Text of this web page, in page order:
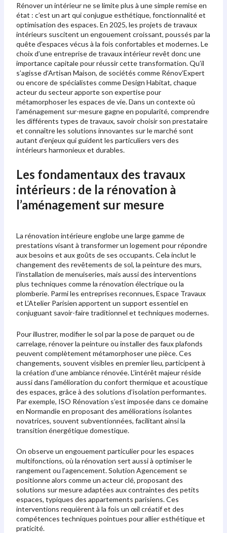
Rénover un intérieur ne se limite plus à une simple remise en
état : c’est un art qui conjugue esthétique, fonctionnalité et
optimisation des espaces. En 2025, les projets de travaux
intérieurs suscitent un engouement croissant, poussés par la
quête d’espaces vécus à la fois confortables et modernes. Le
choix d’une entreprise de travaux intérieur revêt donc une
importance capitale pour réussir cette transformation. Qu’il
s’agisse d’Artisan Maison, de sociétés comme Rénov’Expert
ou encore de spécialistes comme Design Habitat, chaque
acteur du secteur apporte son expertise pour
métamorphoser les espaces de vie. Dans un contexte où
l’aménagement sur-mesure gagne en popularité, comprendre
les différents types de travaux, savoir choisir son prestataire
et connaître les solutions innovantes sur le marché sont
autant d’enjeux qui guident les particuliers vers des
intérieurs harmonieux et durables.
Les fondamentaux des travaux
intérieurs : de la rénovation à
l’aménagement sur mesure
La rénovation intérieure englobe une large gamme de
prestations visant à transformer un logement pour répondre
aux besoins et aux goûts de ses occupants. Cela inclut le
changement des revêtements de sol, la peinture des murs,
l’installation de menuiseries, mais aussi des interventions
plus techniques comme la rénovation électrique ou la
plomberie. Parmi les entreprises reconnues, Espace Travaux
et L’Atelier Parisien apportent un support essentiel en
conjuguant savoir-faire traditionnel et techniques modernes.
Pour illustrer, modifier le sol par la pose de parquet ou de
carrelage, rénover la peinture ou installer des faux plafonds
peuvent complètement métamorphoser une pièce. Ces
changements, souvent visibles en premier lieu, participent à
la création d’une ambiance rénovée. L’intérêt majeur réside
aussi dans l’amélioration du confort thermique et acoustique
des espaces, grâce à des solutions d’isolation performantes.
Par exemple, ISO Rénovation s’est imposée dans ce domaine
en Normandie en proposant des améliorations isolantes
novatrices, souvent subventionnées, facilitant ainsi la
transition énergétique domestique.
On observe un engouement particulier pour les espaces
multifonctions, où la rénovation sert aussi à optimiser le
rangement ou l’agencement. Solution Agencement se
positionne alors comme un acteur clé, proposant des
solutions sur mesure adaptées aux contraintes des petits
espaces, typiques des appartements parisiens. Ces
interventions requièrent à la fois un œil créatif et des
compétences techniques pointues pour allier esthétique et
praticité.